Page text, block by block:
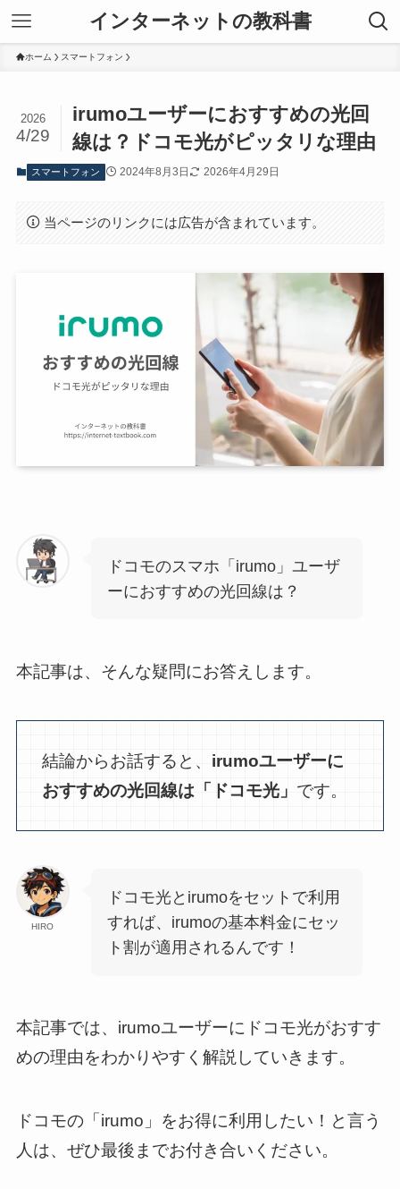
インターネットの教科書
ホーム スマートフォン
irumoユーザーにおすすめの光回
線は？ドコモ光がピッタリな理由
2026
4/29
スマートフォン 2024年8月3日 2026年4月29日
当ページのリンクには広告が含まれています。
ドコモのスマホ「irumo」ユーザ
ーにおすすめの光回線は？
本記事は、そんな疑問にお答えします。
結論からお話すると、 irumoユーザーに
おすすめの光回線は「ドコモ光」 です。
HIRO
ドコモ光とirumoをセットで利用
すれば、irumoの基本料金にセッ
ト割が適用されるんです！
本記事では、irumoユーザーにドコモ光がおすす
めの理由をわかりやすく解説していきます。
ドコモの「irumo」をお得に利用したい！と言う
人は、ぜひ最後までお付き合いください。